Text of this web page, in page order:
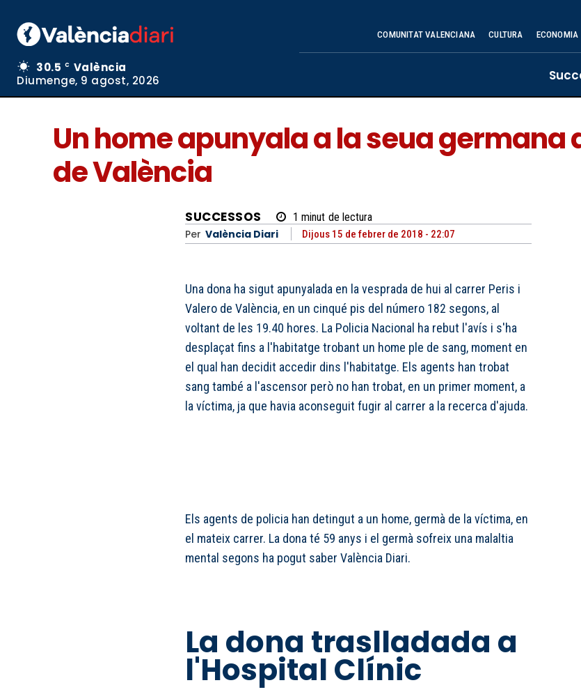
30.5 C
València
Diumenge, 9 agost, 2026
COMUNITAT VALENCIANA CULTURA ECONOMIA
Un home apunyala a la seua germana
de València
SUCCESSOS 1 minut de lectura
Per València Diari Dijous 15 de febrer de 2018 - 22:07
Una dona ha sigut apunyalada en la vesprada de hui al carrer Peris i
Valero de València, en un cinqué pis del número 182 segons, al
voltant de les 19.40 hores. La Policia Nacional ha rebut l'avís i s'ha
desplaçat fins a l'habitatge trobant un home ple de sang, moment en
el qual han decidit accedir dins l'habitatge. Els agents han trobat
sang també a l'ascensor però no han trobat, en un primer moment, a
la víctima, ja que havia aconseguit fugir al carrer a la recerca d'ajuda.
Els agents de policia han detingut a un home, germà de la víctima, en
el mateix carrer. La dona té 59 anys i el germà sofreix una malaltia
mental segons ha pogut saber València Diari.
La dona traslladada a
l'Hospital Clínic